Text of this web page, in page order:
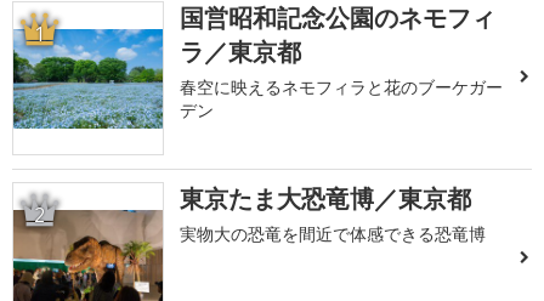
1
国営昭和記念公園のネモフィ
ラ／東京都
春空に映えるネモフィラと花のブーケガー
デン
2 東京たま大恐竜博／東京都
実物大の恐竜を間近で体感できる恐竜博